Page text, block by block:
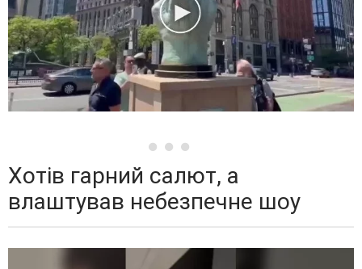
Хотів гарний салют, а
влаштував небезпечне шоу